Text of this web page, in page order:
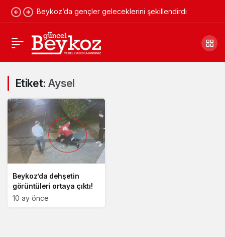
Beykoz’da gençler geleceklerini şekillendirdi
Etiket: Aysel
Beykoz’da dehşetin
görüntüleri ortaya çıktı!
10 ay önce